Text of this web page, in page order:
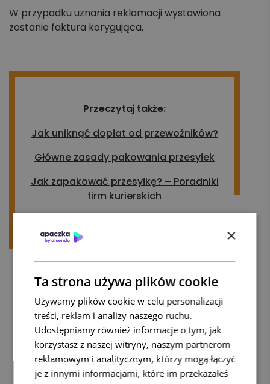
W przypadku uznania reklamacji wystawiona
zostanie faktura korygująca.
Przeczytaj także:
Jak uniknąć dopłat od przewoźników?
Główne zasady pakowania przesyłek
Jak zapakować przesyłkę? – Poradniki
firm kurierskich
×
Ta strona używa plików cookie
Używamy plików cookie w celu personalizacji
treści, reklam i analizy naszego ruchu.
Udostępniamy również informacje o tym, jak
korzystasz z naszej witryny, naszym partnerom
reklamowym i analitycznym, którzy mogą łączyć
je z innymi informacjami, które im przekazałeś